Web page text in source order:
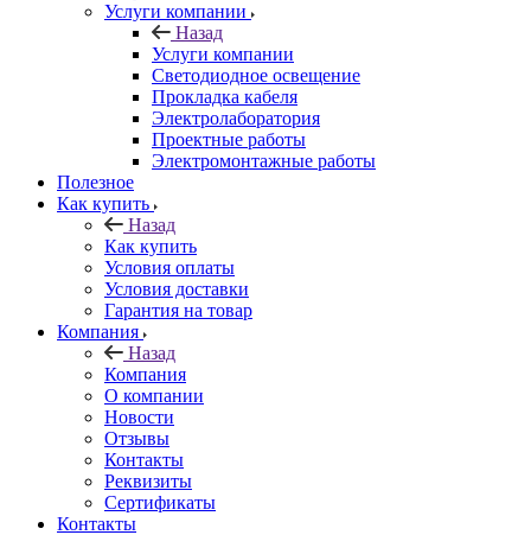
Услуги компании
Назад
Услуги компании
Светодиодное освещение
Прокладка кабеля
Электролаборатория
Проектные работы
Электромонтажные работы
Полезное
Как купить
Назад
Как купить
Условия оплаты
Условия доставки
Гарантия на товар
Компания
Назад
Компания
О компании
Новости
Отзывы
Контакты
Реквизиты
Сертификаты
Контакты